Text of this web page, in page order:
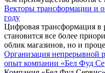
Векторы трансформации и
году
Цифровая трансформация в
становится все более
облик магазинов, но и
Организация непрерывной
опыт компании «Бел Фуд